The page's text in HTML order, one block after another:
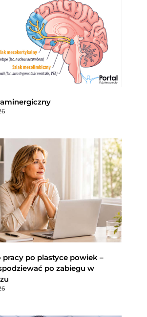
po plastyce powiek –
po zabiegu w